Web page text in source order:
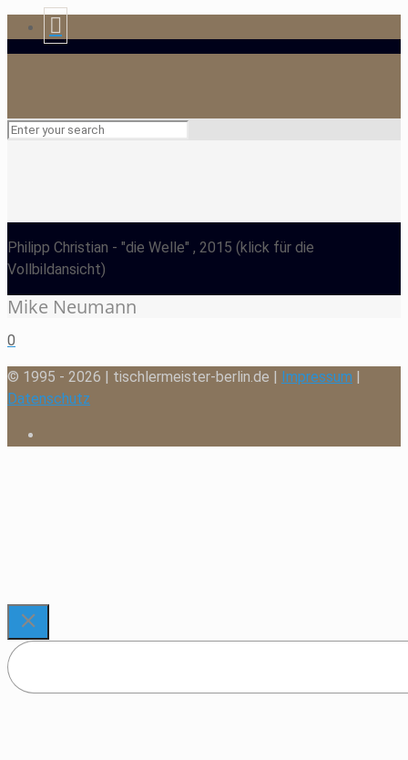
Philipp Christian - "die Welle" , 2015 (klick für die
Vollbildansicht)
Mike Neumann
0
© 1995 - 2026 | tischlermeister-berlin.de | Impressum
Datenschutz